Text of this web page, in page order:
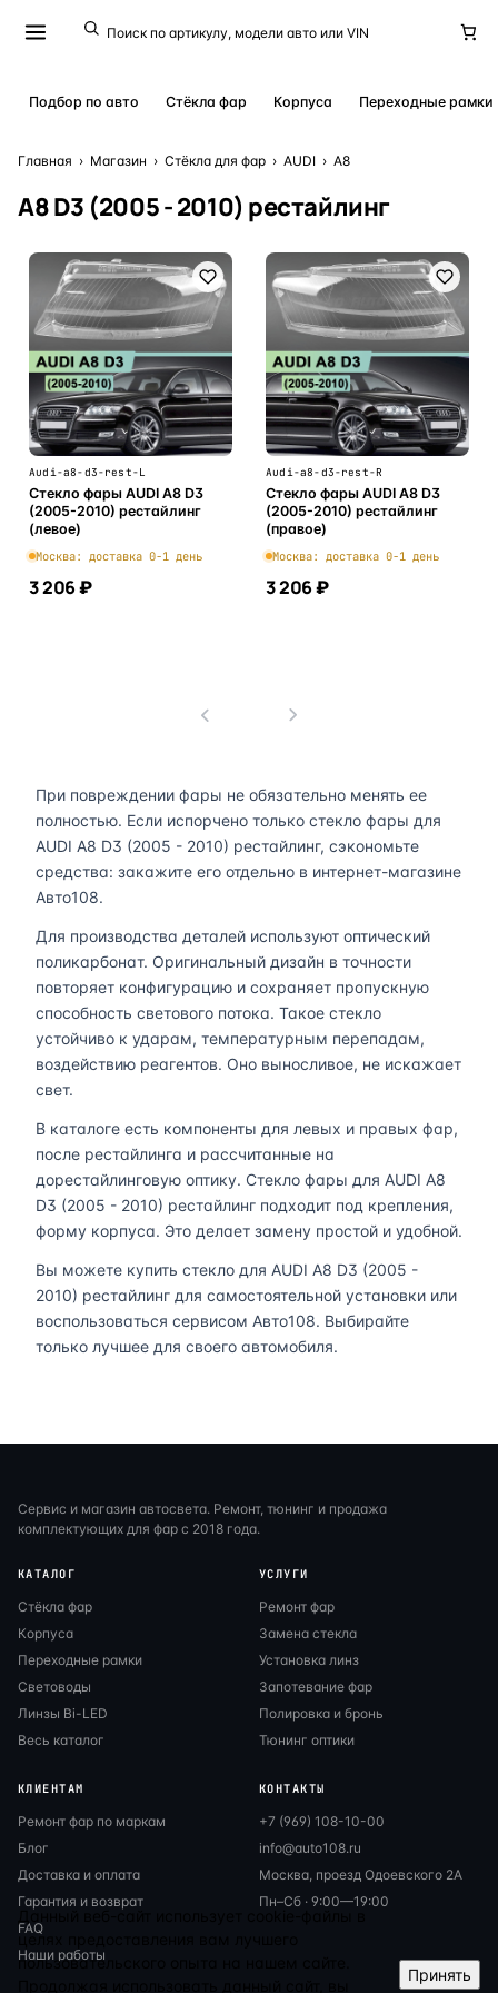
Подбор по авто Стёкла фар Корпуса Переходные рамки
Главная › Магазин › Стёкла для фар › AUDI › A8
A8 D3 (2005 - 2010) рестайлинг
Audi-a8-d3-rest-L
Стекло фары AUDI A8 D3
(2005-2010) рестайлинг
(левое)
Москва: доставка 0-1 день
3 206 ₽
Audi-a8-d3-rest-R
Стекло фары AUDI A8 D3
(2005-2010) рестайлинг
(правое)
Москва: доставка 0-1 день
3 206 ₽
При повреждении фары не обязательно менять ее
полностью. Если испорчено только стекло фары для
AUDI A8 D3 (2005 - 2010) рестайлинг, сэкономьте
средства: закажите его отдельно в интернет-магазине
Авто108.
Для производства деталей используют оптический
поликарбонат. Оригинальный дизайн в точности
повторяет конфигурацию и сохраняет пропускную
способность светового потока. Такое стекло
устойчиво к ударам, температурным перепадам,
воздействию реагентов. Оно выносливое, не искажает
свет.
В каталоге есть компоненты для левых и правых фар,
после рестайлинга и рассчитанные на
дорестайлинговую оптику. Стекло фары для AUDI A8
D3 (2005 - 2010) рестайлинг подходит под крепления,
форму корпуса. Это делает замену простой и удобной.
Вы можете купить стекло для AUDI A8 D3 (2005 -
2010) рестайлинг для самостоятельной установки или
воспользоваться сервисом Авто108. Выбирайте
только лучшее для своего автомобиля.
Сервис и магазин автосвета. Ремонт, тюнинг и продажа
комплектующих для фар с 2018 года.
КАТАЛОГ
Стёкла фар
Корпуса
Переходные рамки
Световоды
Линзы Bi-LED
Весь каталог
УСЛУГИ
Ремонт фар
Замена стекла
Установка линз
Запотевание фар
Полировка и бронь
Тюнинг оптики
КЛИЕНТАМ
Ремонт фар по маркам
Блог
Доставка и оплата
Гарантия и возврат
FAQ
Наши работы
КОНТАКТЫ
+7 (969) 108-10-00
info@auto108.ru
Москва, проезд Одоевского 2А
Пн–Сб · 9:00—19:00
Данный веб-сайт использует cookie-файлы в
целях предоставления вам лучшего
пользовательского опыта на нашем сайте.
Принять